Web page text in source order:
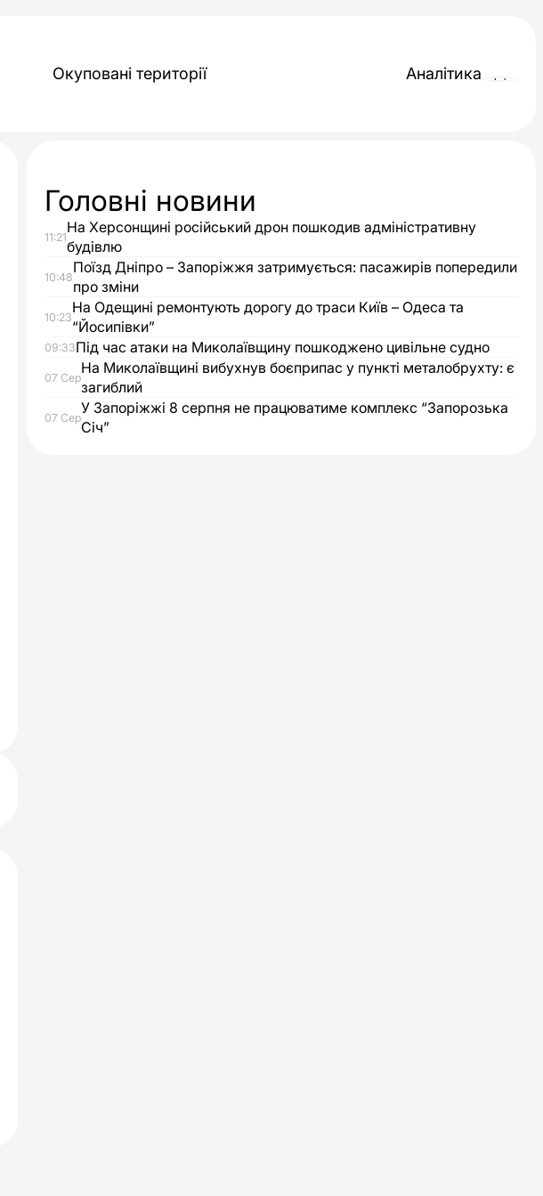
Окуповані території Аналітика
Головні новини
11:21
На Херсонщині російський дрон пошкодив адміністративну
будівлю
10:48
Поїзд Дніпро – Запоріжжя затримується: пасажирів попередили
про зміни
10:23
На Одещині ремонтують дорогу до траси Київ – Одеса та
“Йосипівки”
09:33Під час атаки на Миколаївщину пошкоджено цивільне судно
07 Сер
На Миколаївщині вибухнув боєприпас у пункті металобрухту: є
загиблий
07 Сер
У Запоріжжі 8 серпня не працюватиме комплекс “Запорозька
Січ”